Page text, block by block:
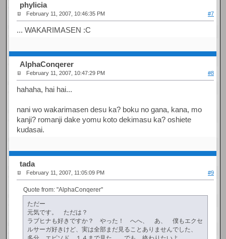
phylicia
February 11, 2007, 10:46:35 PM #7
... WAKARIMASEN :C
AlphaConqerer
February 11, 2007, 10:47:29 PM #8
hahaha, hai hai...
nani wo wakarimasen desu ka? boku no gana, kana, mo
kanji? romanji dake yomu koto dekimasu ka? oshiete
kudasai.
tada
February 11, 2007, 11:05:09 PM #9
Quote from: "AlphaConqerer"
ただー
元気です。 ただは？
ラブヒナも好きですか？ やった！ へへ、 あ、 僕もエクセ
ルサーガ好きけど、実は全部まだ見ることありませんでした、